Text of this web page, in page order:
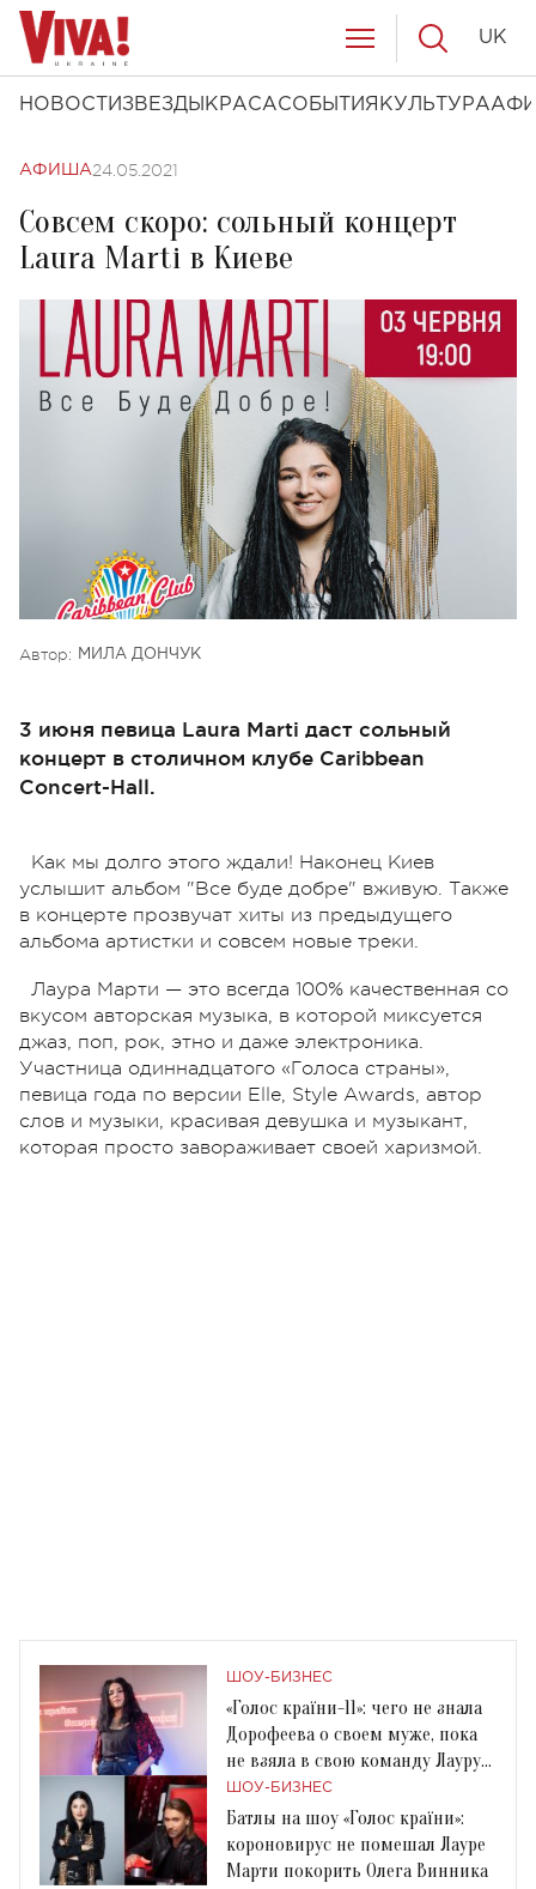
НОВОСТИ ЗВЕЗДЫ КРАСАСОБЫТИЯ КУЛЬТУРА
UK
АФИША24.05.2021
Совсем скоро: сольный концерт
Laura Marti в Киеве
Автор: МИЛА ДОНЧУК
3 июня певица Laura Marti даст сольный
концерт в столичном клубе Caribbean
Concert-Hall.
Как мы долго этого ждали! Наконец Киев
услышит альбом "Все буде добре" вживую. Также
в концерте прозвучат хиты из предыдущего
альбома артистки и совсем новые треки.
Лаура Марти — это всегда 100% качественная со
вкусом авторская музыка, в которой миксуется
джаз, поп, рок, этно и даже электроника.
Участница одиннадцатого «Голоса страны»,
певица года по версии Elle, Style Awards, автор
слов и музыки, красивая девушка и музыкант,
которая просто завораживает своей харизмой.
ШОУ-БИЗНЕС
«Голос країни-11»: чего не знала
Дорофеева о своем муже, пока
не взяла в свою команду Лауру
Марти?
ШОУ-БИЗНЕС
Батлы на шоу «Голос країни»:
короновирус не помешал Лауре
Марти покорить Олега Винника